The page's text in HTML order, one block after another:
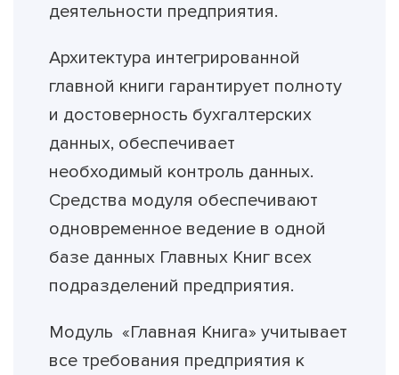
деятельности предприятия.
Архитектура интегрированной
главной книги гарантирует полноту
и достоверность бухгалтерских
данных, обеспечивает
необходимый контроль данных.
Средства модуля обеспечивают
одновременное ведение в одной
базе данных Главных Книг всех
подразделений предприятия.
Модуль «Главная Книга» учитывает
все требования предприятия к